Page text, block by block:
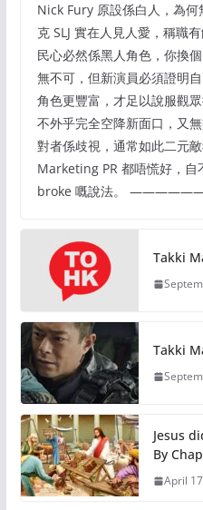
Nick Fury 原設係白人，為
克 SLJ 實在人見人愛，稱職
民心必然係黑人角色，你換
無不可，但新演員必須證明
角色更豐富，才足以說服觀
不外乎完全空降新面口，又
對者係歧視，通常如此二元
Marketing PR 都唔慌好，
broke 嘅說法。
Takki
Takki
Jesus
By
April